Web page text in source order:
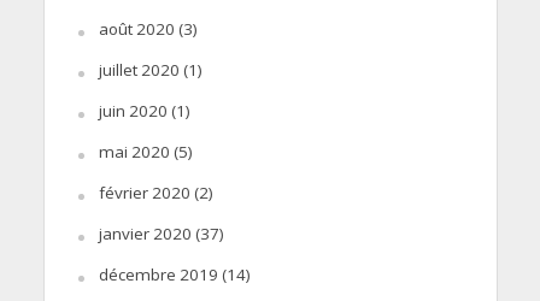
août 2020 (3)
juillet 2020 (1)
juin 2020 (1)
mai 2020 (5)
février 2020 (2)
janvier 2020 (37)
décembre 2019 (14)